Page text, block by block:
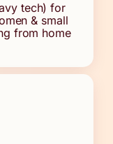
tech) for
& small
from home